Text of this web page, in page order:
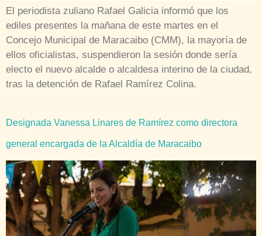
El periodista zuliano Rafael Galicia informó que los
ediles presentes la mañana de este martes en el
Concejo Municipal de Maracaibo (CMM), la mayoría de
ellos oficialistas, suspendieron la sesión donde sería
electo el nuevo alcalde o alcaldesa interino de la ciudad,
tras la detención de Rafael Ramírez Colina.
Designada Vanessa Linares de Ramírez como directora
general encargada de la Alcaldía de Maracaibo